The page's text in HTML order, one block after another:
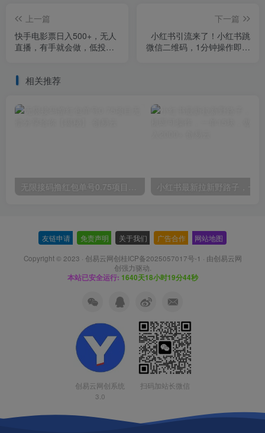
上一篇
快手电影票日入500+，无人
直播，有手就会做，低投入
下一篇
小红书引流来了！小红书跳
微信二维码，1分钟操作即可
相关推荐
无限接码撸红包单号0.75项目无偿分享给你【揭秘】
友链申请 免责声明 关于我们 广告合作 网站地图
Copyright © 2023 · 创易云网创桂ICP备2025057017号-1 · 由创易云网
创强力驱动.
本站已安全运行: 1640天18小时19分44秒
创易云网创系统
3.0
扫码加站长微信